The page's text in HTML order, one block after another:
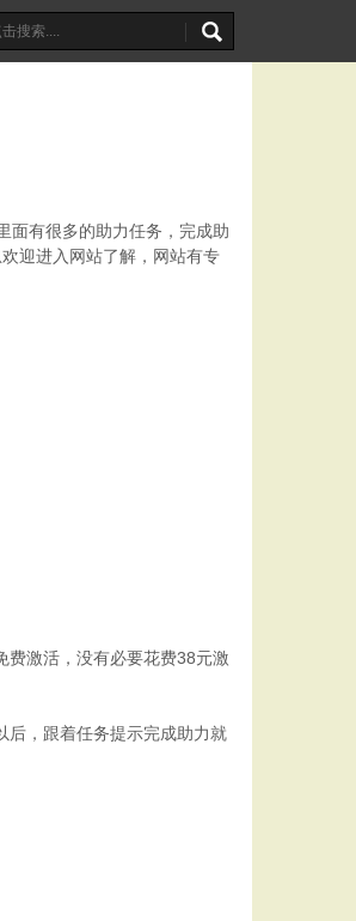
有很多的助力任务，完成助
迎进入网站了解，网站有专
激活，没有必要花费38元激
，跟着任务提示完成助力就